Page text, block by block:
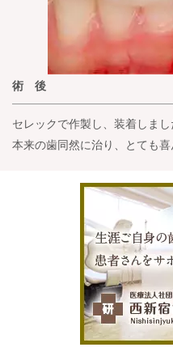
術 後
セレックで作製し、装着しまし
本来の歯同然に治り、とても喜